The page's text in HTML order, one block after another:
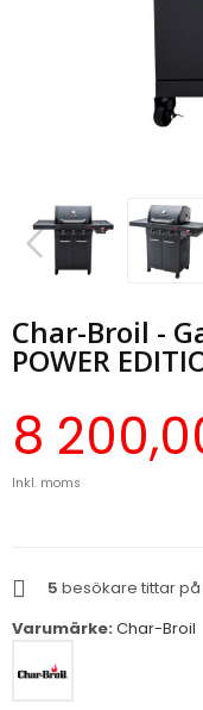
Char-Broil -
POWER
8
Inkl. moms
5 besökare tittar på
Varumärke: Char-Broil